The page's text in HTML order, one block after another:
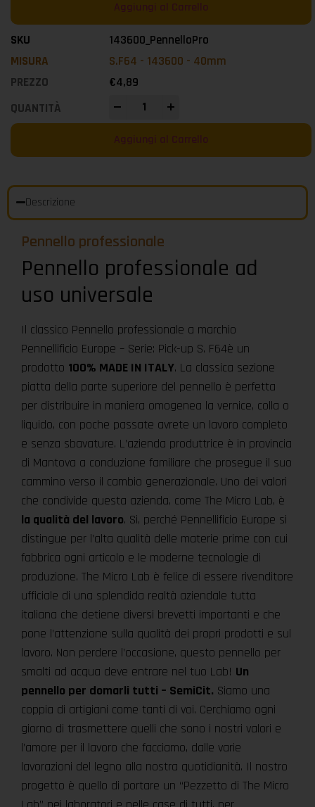
Aggiungi al Carrello
143600_PennelloPro
S.F64 - 143600 - 40mm
€4,89
Aggiungi al Carrello
Descrizione
Pennello professionale
Pennello professionale ad
uso universale
Il classico Pennello professionale a marchio
Pennellificio Europe – Serie: Pick-up S. F64è un
prodotto 100% MADE IN ITALY. La classica sezione
piatta della parte superiore del pennello è perfetta
per distribuire in maniera omogenea la vernice, colla o
liquido, con poche passate avrete un lavoro completo
e senza sbavature. L’azienda produttrice è in provincia
di Mantova a conduzione familiare che prosegue il suo
cammino verso il cambio generazionale. Uno dei valori
che condivide questa azienda, come The Micro Lab, è
la qualità del lavoro. Si, perché Pennellificio Europe si
distingue per l’alta qualità delle materie prime con cui
fabbrica ogni articolo e le moderne tecnologie di
produzione. The Micro Lab è felice di essere rivenditore
ufficiale di una splendida realtà aziendale tutta
italiana che detiene diversi brevetti importanti e che
pone l’attenzione sulla qualità dei propri prodotti e sul
lavoro. Non perdere l’occasione, questo pennello per
smalti ad acqua deve entrare nel tuo Lab! Un
pennello per domarli tutti – SemiCit. Siamo una
coppia di artigiani come tanti di voi. Cerchiamo ogni
giorno di trasmettere quelli che sono i nostri valori e
l’amore per il lavoro che facciamo, dalle varie
lavorazioni del legno alla nostra quotidianità. Il nostro
progetto è quello di portare un “Pezzetto di The Micro